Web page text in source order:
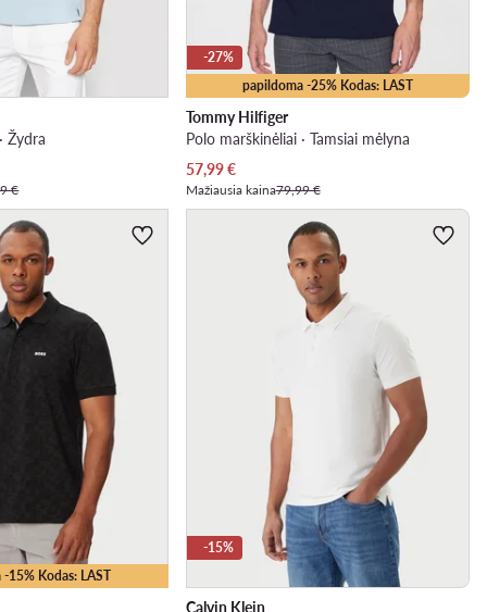
Žydra
€
papildoma -25% Kodas: LAST
-27%
Tommy Hilfiger
Polo marškinėliai · Tamsiai mėlyna
Dabartinė kaina
57,99€
Mažiausia kaina79,99 €
15% Kodas: LAST
-15%
Calvin Klein